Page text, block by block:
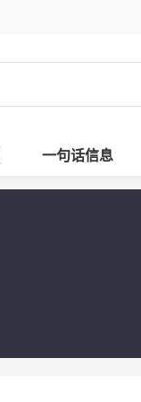
一句话信息